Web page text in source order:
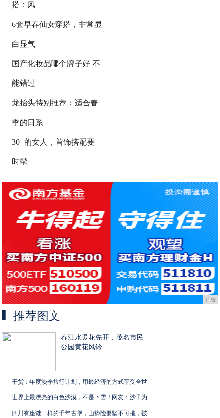
搭：风
6套早春仙女穿搭，非常显
白显气
国产化妆品哪个牌子好 不
能错过
龙抬头特别推荐：适合春
季的日系
30+的女人，首饰搭配要
时髦
广告
推荐图文
春江水暖花先开，茂名市民
公园黄花风铃
干货：年度淡季旅行计划，用最经济的方式享受全世
世界上最漂亮的白色沙漠，不是下雪！网友：沙子为
四川有座谜一样的千年古堡，山势险要坚不可摧，被